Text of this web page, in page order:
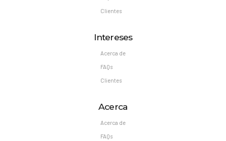
Clientes
Intereses
Acerca de
FAQs
Clientes
Acerca
Acerca de
FAQs